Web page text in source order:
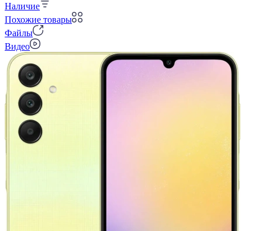
Наличие
Похожие товары
Файлы
Видео